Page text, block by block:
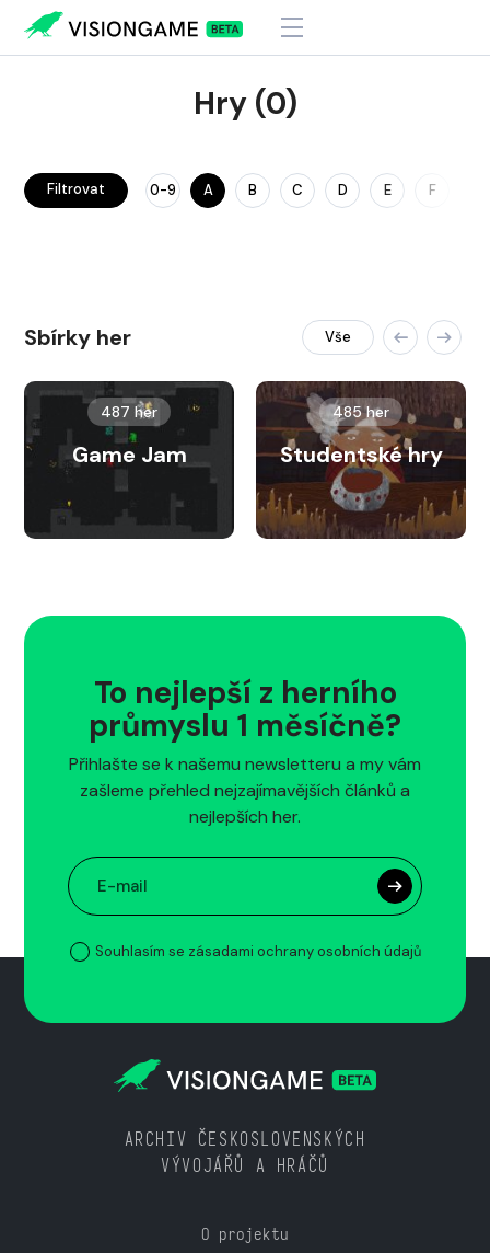
Hry (0)
Filtrovat 0-9 A B C D E F
Sbírky her Vše
487 her
Game Jam
485 her
Studentské hry
To nejlepší z herního
průmyslu 1 měsíčně?
Přihlašte se k našemu newsletteru a my vám
zašleme přehled nejzajímavějších článků a
nejlepších her.
Souhlasím se zásadami ochrany osobních údajů
ARCHIV ČESKOSLOVENSKÝCH
VÝVOJÁŘŮ A HRÁČŮ
O projektu